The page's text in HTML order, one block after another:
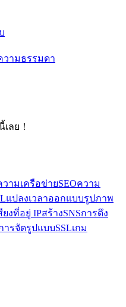
วามธรรมดา
ลย！
ามเครือข่ายSEOความ
แปลงเวลาออกแบบรูปภาพ
ยงที่อยู่ IPสร้างSNSการดึง
ารจัดรูปแบบSSLเกม